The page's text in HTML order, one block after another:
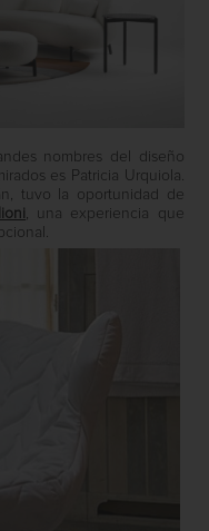
nombres del diseño
es Patricia Urquiola.
tuvo la oportunidad de
, una experiencia que